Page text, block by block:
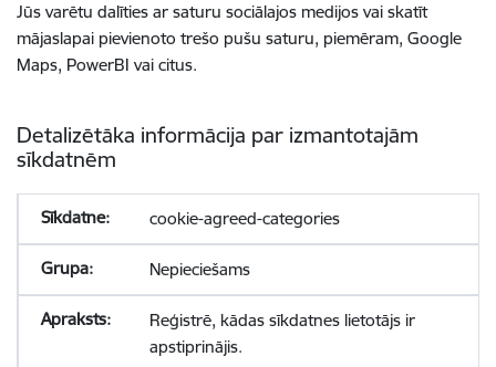
Jūs varētu dalīties ar saturu sociālajos medijos vai skatīt
mājaslapai pievienoto trešo pušu saturu, piemēram, Google
Maps, PowerBI vai citus.
Detalizētāka informācija par izmantotajām
sīkdatnēm
cookie-agreed-categories
Nepieciešams
Reģistrē, kādas sīkdatnes lietotājs ir
apstiprinājis.